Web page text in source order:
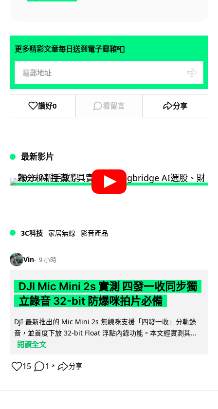
更多精彩文章每日送到電子郵箱📮
讚好0 看留言 分享
最新影片
3C科技 家居無線 影音產品
Vin 9 小時
DJI Mic Mini 2s 實測 四發一收同步獨
立錄音 32-bit 防爆咪拍片必備
DJI 最新推出的 Mic Mini 2s 無線咪支援「四發一收」分軌錄
音，並首度下放 32-bit Float 浮點內錄功能。本文經實測其...
閱讀全文
15 1 ↗ 分享